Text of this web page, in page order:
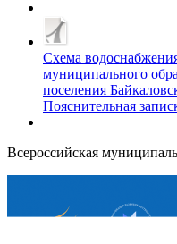
Схема
муниципального
поселения
Пояснительная
Всероссийская